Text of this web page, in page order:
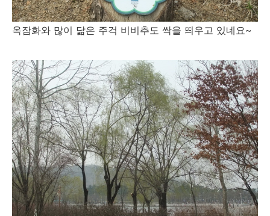
옥잠화와 많이 닮은 주걱 비비추도 싹을 띄우고 있네요~